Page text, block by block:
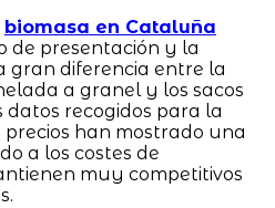
biomasa en Cataluña
de presentación y la
gran diferencia entre la
a granel y los sacos
datos recogidos para la
han mostrado una
a los costes de
muy competitivos